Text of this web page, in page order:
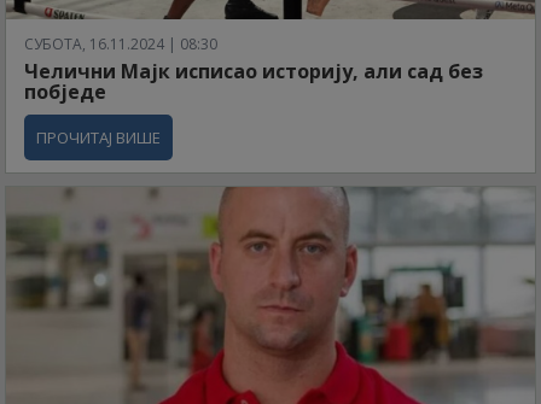
СУБОТА, 16.11.2024 | 08:30
Челични Мајк исписао историју, али сад без
побједе
ПРОЧИТАЈ ВИШЕ